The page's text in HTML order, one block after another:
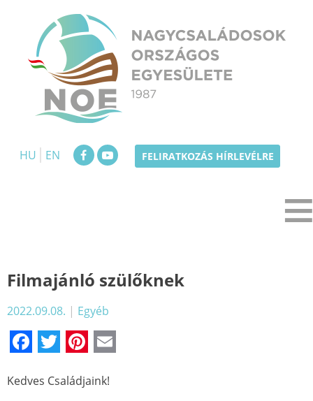
content
HU
EN FELIRATKOZÁS HÍRLEVÉLRE
Filmajánló szülőknek
2022.09.08. | Egyéb
Facebook
TwitterPinterest
Kedves Családjaink!